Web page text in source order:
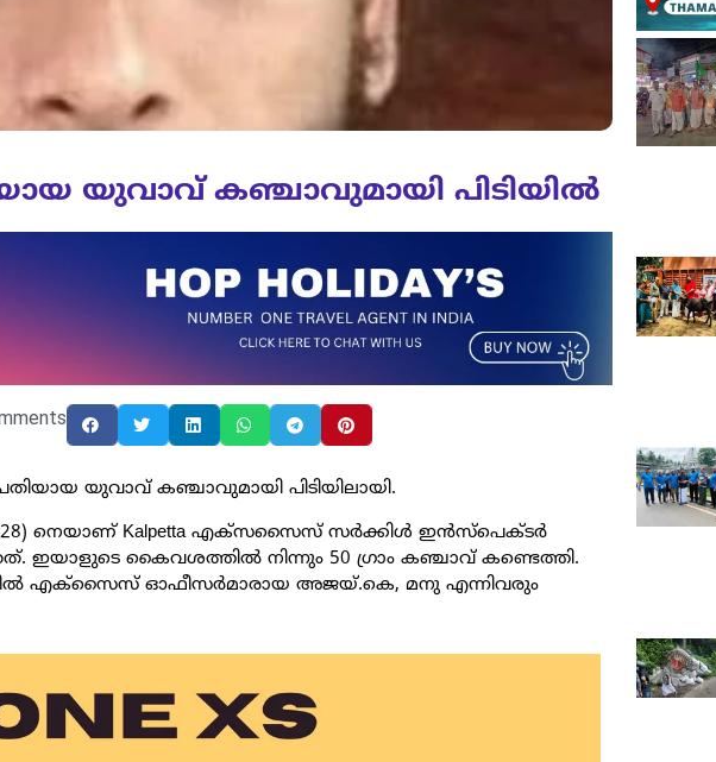
യുവാവ് കഞ്ചാവുമായി പിടിയിൽ
യുവാവ് കഞ്ചാവുമായി പിടിയിലായി.
(28) നെയാണ് Kalpetta എക്‌സസൈസ് സര്‍ക്കിള്‍ ഇന്‍സ്‌പെക്ടര്‍
ഇയാളുടെ കൈവശത്തില്‍ നിന്നും 50 ഗ്രാം കഞ്ചാവ് കണ്ടെത്തി.
എക്‌സൈസ് ഓഫീസര്‍മാരായ അജയ്.കെ, മനു എന്നിവരും